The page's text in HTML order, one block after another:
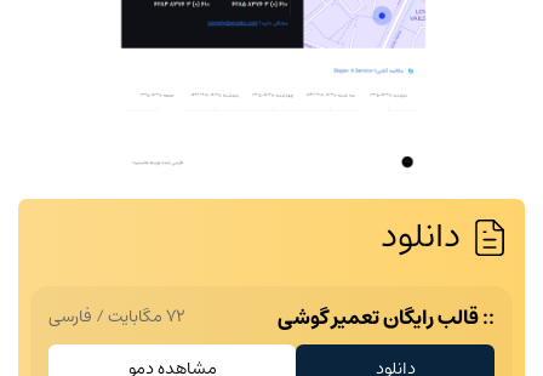
دانلود
قالب رایگان تعمیر گوشی 72 مگابایت / فارسی
دانلود
مشاهده دمو